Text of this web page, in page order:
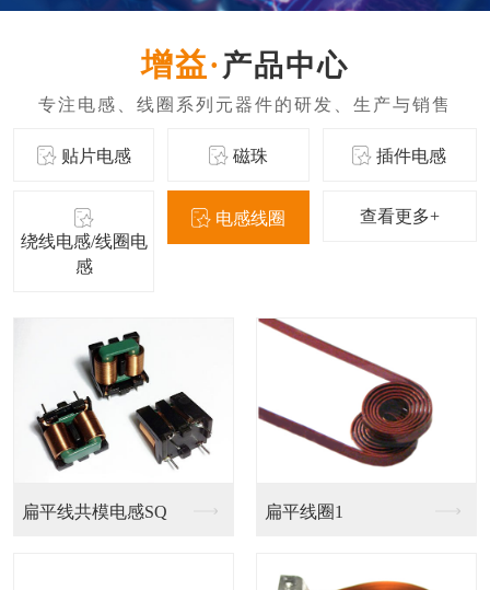
产品中心
贴片电感 磁珠 插件电感
绕线电感/线圈电
感
电感线圈 查看更多+
磁胶电感NR 叠层电感FCI